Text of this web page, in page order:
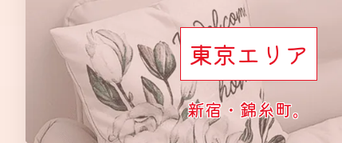
東京エリア
新宿・錦糸町。